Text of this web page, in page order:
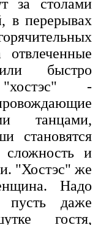
за столами
в перерывах
быстро
-
танцами,
становятся
сложность и
"Хостэс" же
Надо
пусть даже
гостя,